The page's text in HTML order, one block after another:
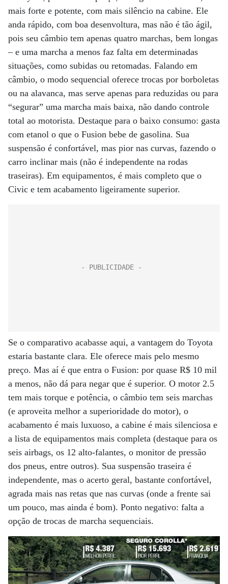
mais forte e potente, com mais silêncio na cabine. Ele
anda rápido, com boa desenvoltura, mas não é tão ágil,
pois seu câmbio tem apenas quatro marchas, bem longas
– e uma marcha a menos faz falta em determinadas
situações, como subidas ou retomadas. Falando em
câmbio, o modo sequencial oferece trocas por borboletas
ou na alavanca, mas serve apenas para reduzidas ou para
“segurar” uma marcha mais baixa, não dando controle
total ao motorista. Destaque para o baixo consumo: gasta
com etanol o que o Fusion bebe de gasolina. Sua
suspensão é confortável, mas pior nas curvas, fazendo o
carro inclinar mais (não é independente na rodas
traseiras). Em equipamentos, é mais completo que o
Civic e tem acabamento ligeiramente superior.
Se o comparativo acabasse aqui, a vantagem do Toyota
estaria bastante clara. Ele oferece mais pelo mesmo
preço. Mas aí é que entra o Fusion: por quase R$ 10 mil
a menos, não dá para negar que é superior. O motor 2.5
tem mais torque e potência, o câmbio tem seis marchas
(e aproveita melhor a superioridade do motor), o
acabamento é mais luxuoso, a cabine é mais silenciosa e
a lista de equipamentos mais completa (destaque para os
seis airbags, os 12 alto-falantes, o monitor de pressão
dos pneus, entre outros). Sua suspensão traseira é
independente, mas o acerto geral, bastante confortável,
agrada mais nas retas que nas curvas (onde a frente sai
um pouco, mas ainda é bom). Ponto negativo: falta a
opção de trocas de marcha sequenciais.